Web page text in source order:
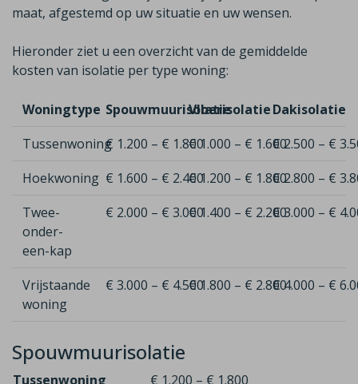
maat, afgestemd op uw situatie en uw wensen.
Hieronder ziet u een overzicht van de gemiddelde
kosten van isolatie per type woning:
Woningtype SpouwmuurisolatieVloerisolatieDakisolatie
Tussenwoning€ 1.200 – € 1.800€ 1.000 – € 1.600€ 2.500 – €
Hoekwoning € 1.600 – € 2.400€ 1.200 – € 1.800€ 2.800 – €
Twee-
onder-
een-kap
€ 2.000 – € 3.000€ 1.400 – € 2.200€ 3.000 – €
Vrijstaande
woning
€ 3.000 – € 4.500€ 1.800 – € 2.800€ 4.000 – €
Spouwmuurisolatie
Tussenwoning
€ 1.200 – € 1.800